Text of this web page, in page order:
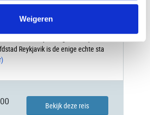
Weigeren
aan excursies. Op circa 3 uur
Amsterdam / Brussel bevind je je in
Reykjavik is de enige echte sta
Bekijk deze reis